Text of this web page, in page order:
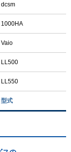
dcsm
1000HA
Vaio
LL500
LL550
型式